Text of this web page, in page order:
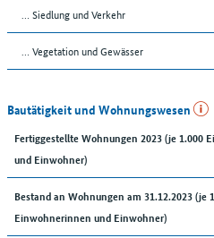
… Siedlung und Verkehr
… Vegetation und Gewässer
Bautätigkeit und Wohnungswesen
Fertiggestellte Wohnungen 2023 (je 1.000
und Einwohner)
Bestand an Wohnungen am 31.12.2023 (je
Einwohnerinnen und Einwohner)